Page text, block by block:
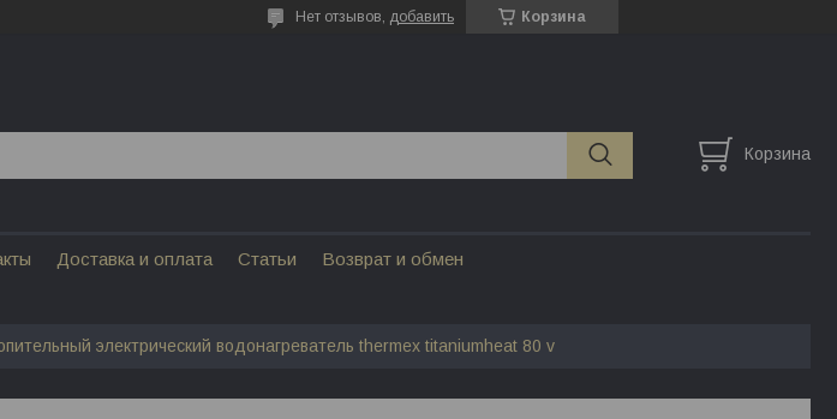
Корзина
Нет отзывов, добавить
Корзина
Доставка и оплата Статьи Возврат и обмен
электрический водонагреватель thermex titaniumheat 80 v